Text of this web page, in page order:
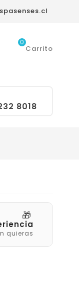
Carrito
0
8018
🎁
quieras